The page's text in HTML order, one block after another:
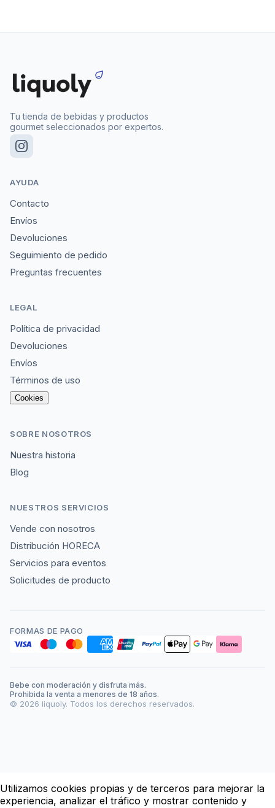
Tu tienda de bebidas y productos
gourmet seleccionados por expertos.
AYUDA
Contacto
Envíos
Devoluciones
Seguimiento de pedido
Preguntas frecuentes
LEGAL
Política de privacidad
Devoluciones
Envíos
Términos de uso
Cookies
SOBRE NOSOTROS
Nuestra historia
Blog
NUESTROS SERVICIOS
Vende con nosotros
Distribución HORECA
Servicios para eventos
Solicitudes de producto
FORMAS DE PAGO
Bebe con moderación y disfruta más.
Prohibida la venta a menores de 18 años.
© 2026 liquoly. Todos los derechos reservados.
Utilizamos cookies propias y de terceros para mejorar la
experiencia, analizar el tráfico y mostrar contenido y